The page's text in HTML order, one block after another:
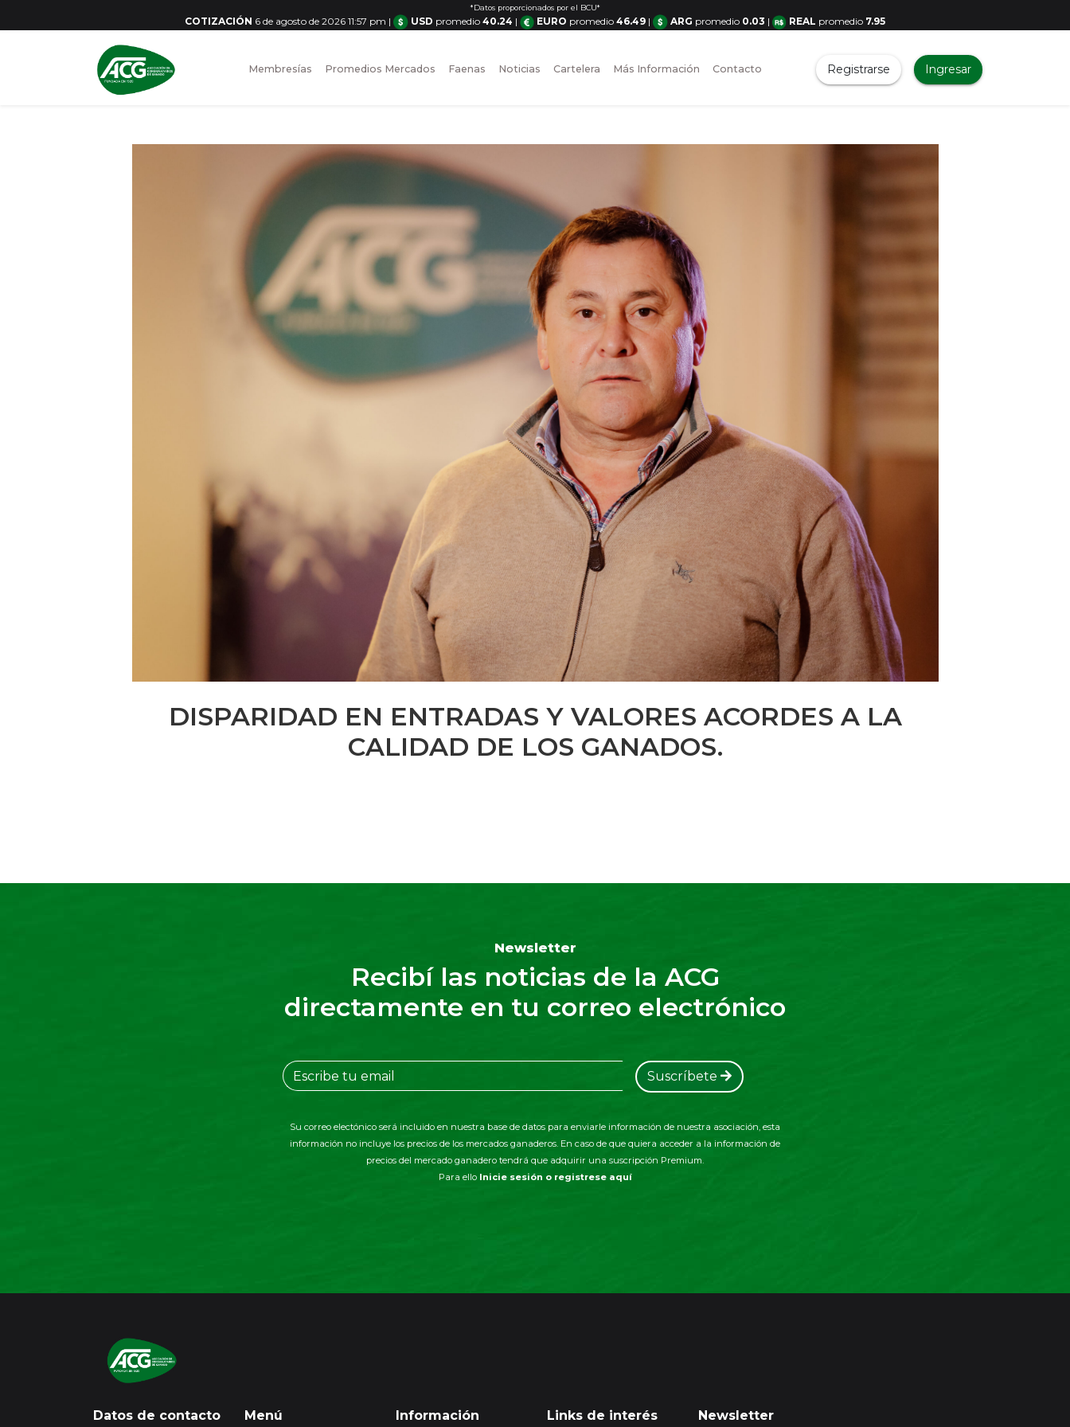
*Datos proporcionados por el BCU*
COTIZACIÓN 6 de agosto de 2026 11:57 pm | USD promedio 40.24 | EURO promedio 46.49 | ARG promedio 0.03 | REAL promedio 7.95
Membresías Promedios Mercados Faenas Noticias Cartelera Más Información Contacto Registrarse Ingresar
DISPARIDAD EN ENTRADAS Y VALORES ACORDES A LA
CALIDAD DE LOS GANADOS.
Newsletter
Recibí las noticias de la ACG
directamente en tu correo electrónico
Suscríbete
Su correo electónico será incluido en nuestra base de datos para enviarle información de nuestra asociación, esta
información no incluye los precios de los mercados ganaderos. En caso de que quiera acceder a la información de
precios del mercado ganadero tendrá que adquirir una suscripción Premium.
Para ello Inicie sesión o registrese aquí
Datos de contacto Menú Información Links de interés Newsletter